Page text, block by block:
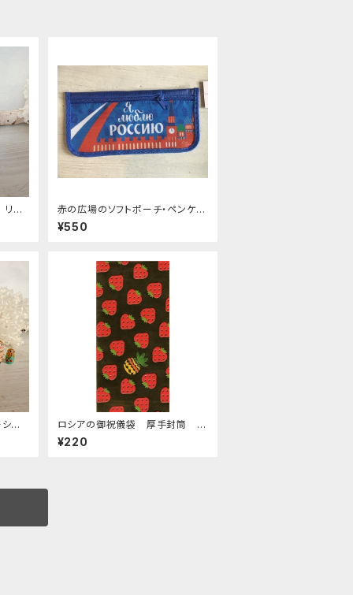
リュ
赤の広場のソフトポーチ・ペンケー
ス｛I love Russia｝ 11,5 x 24с
м
¥550
ロシアの御祝儀袋 厚手封筒 E
-152 「イチゴとパイン」
¥220